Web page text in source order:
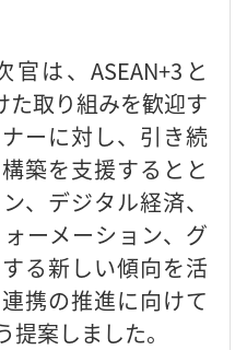
は、ASEAN+3と
た取り組みを歓迎す
ーに対し、引き続
築を支援するとと
、デジタル経済、
ーメーション、グ
る新しい傾向を活
携の推進に向けて
案しました。